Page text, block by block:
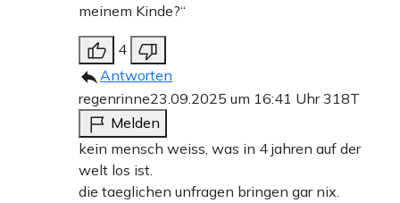
meinem Kinde?“
4
Antworten
regenrinne23.09.2025 um 16:41 Uhr318T
Melden
kein mensch weiss, was in 4 jahren auf der
welt los ist.
die taeglichen unfragen bringen gar nix.